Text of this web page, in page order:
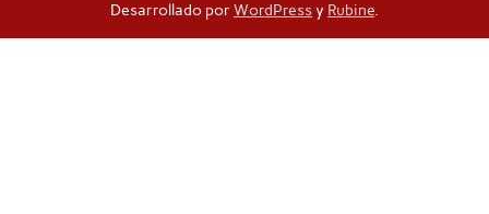
Desarrollado por WordPressy Rubine.